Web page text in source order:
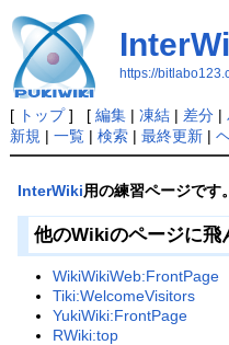
https://
[ トップ] [ 編集| 凍結| 差分|
新規 | 一覧| 検索| 最終更新|
InterWiki用の練習ページです。
他のWikiのページに
WikiWikiWeb:FrontPage
Tiki:WelcomeVisitors
YukiWiki:FrontPage
RWiki:top